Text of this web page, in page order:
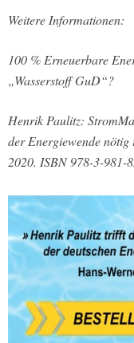
Weitere Informationen:
100 % Erneuerbare
„Wasserstoff GuD“?
Henrik Paulitz:
der Energiewende nötig
2020. ISBN 978-3-981-